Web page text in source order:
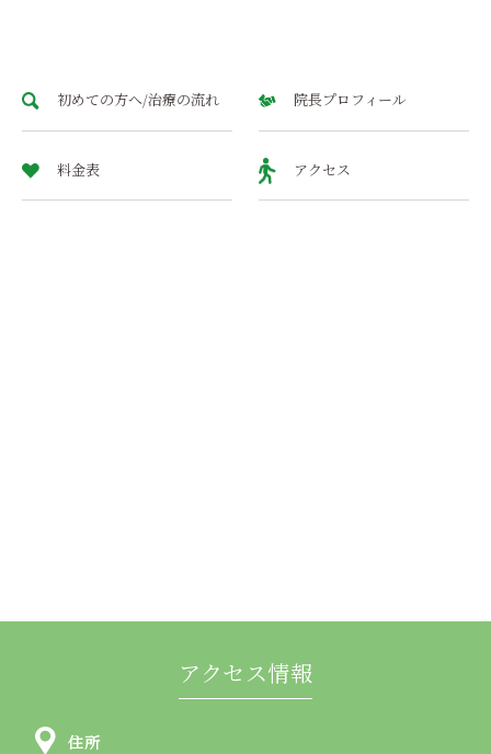
初めての方へ/治療の流れ 院長プロフィール
料金表 アクセス
アクセス情報
住所